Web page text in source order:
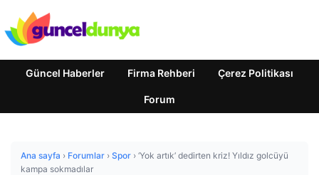
Güncel Haberler Firma Rehberi Çerez Politikası
Forum
Ana sayfa › Forumlar › Spor › ‘Yok artık’ dedirten kriz! Yıldız golcüyü
kampa sokmadılar